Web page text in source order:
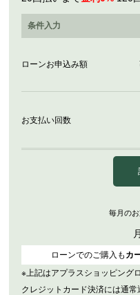
条件入力
ローンお申込み額
お支払い回数
毎月のお
ローンでのご購入も カ
※上記はアプラスショッピング
クレジットカード決済には通常